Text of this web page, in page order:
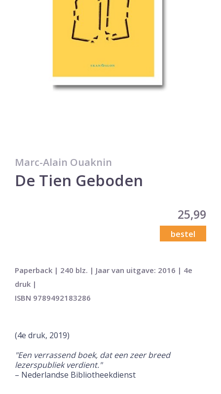
Marc-Alain Ouaknin
De Tien Geboden
25,99
bestel
Paperback | 240 blz. | Jaar van uitgave: 2016 | 4e
druk |
ISBN 9789492183286
(4e druk, 2019)
"Een verrassend boek, dat een zeer breed
lezerspubliek verdient."
– Nederlandse Bibliotheekdienst